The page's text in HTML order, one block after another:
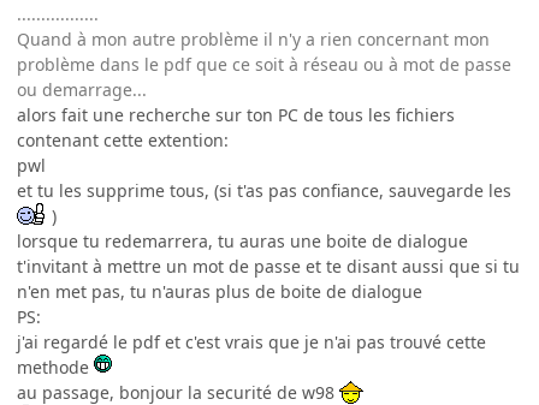
.................
Quand à mon autre problème il n'y a rien concernant mon
problème dans le pdf que ce soit à réseau ou à mot de passe
ou demarrage...
alors fait une recherche sur ton PC de tous les fichiers
contenant cette extention:
pwl
et tu les supprime tous, (si t'as pas confiance, sauvegarde les
)
lorsque tu redemarrera, tu auras une boite de dialogue
t'invitant à mettre un mot de passe et te disant aussi que si tu
n'en met pas, tu n'auras plus de boite de dialogue
PS:
j'ai regardé le pdf et c'est vrais que je n'ai pas trouvé cette
methode
au passage, bonjour la securité de w98